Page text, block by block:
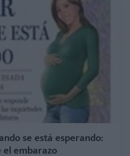
se está esperando:
embarazo